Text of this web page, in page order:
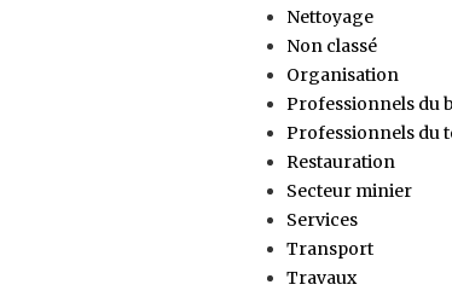
Nettoyage
Non classé
Organisation
Professionnels du
Professionnels du
Restauration
Secteur minier
Services
Transport
Travaux